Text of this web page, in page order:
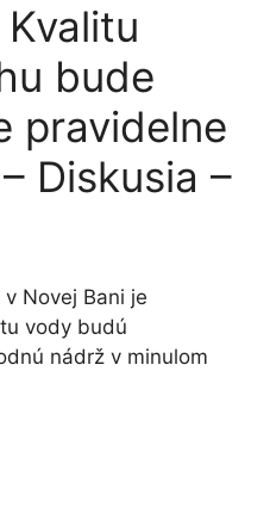
Kvalitu
bude
pravidelne
Diskusia –
Novej Bani je
vody budú
nádrž v minulom